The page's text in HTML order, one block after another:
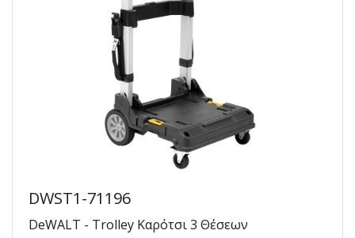
DWST1-71196
DeWALT - Trolley Καρότσι 3 Θέσεων